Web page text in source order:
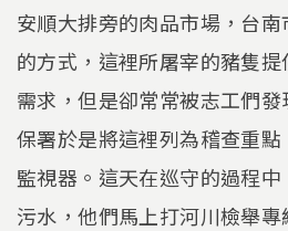
安順大排旁的肉品市場，台
的方式，這裡所屠宰的豬隻
需求，但是卻常常被志工們
保署於是將這裡列為稽查重
監視器。這天在巡守的過程
污水，他們馬上打河川檢舉